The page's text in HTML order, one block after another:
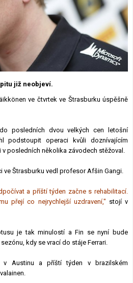
Týmy a jezdci F1
Okruhy F1
již neobjeví.
ve čtvrtek ve Štrasburku úspěšně
posledních dvou velkých cen letošní
podstoupit operaci kvůli doznívajícím
v posledních několika závodech stěžoval.
ve Štrasburku vedl profesor Afšin Gangi.
a příští týden začne s rehabilitací.
přejí co nejrychlejší uzdravení," stojí v
je tak minulostí a Fin se nyní bude
kdy se vrací do stáje Ferrari.
v Austinu a příští týden v brazilském